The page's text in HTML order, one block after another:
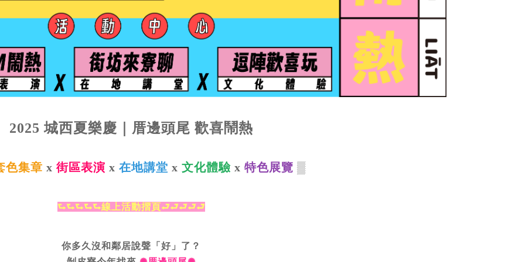
2025 城西夏樂慶｜厝邊頭尾 歡喜鬧熱
色集章 x 街區表演 x 在地講堂 x 文化體驗 x 特色展覽 ▒
⮑⮑⮑⮑⮑線上活動摺頁⮐⮐⮐⮐⮐
你多久沒和鄰居說聲「好」了？